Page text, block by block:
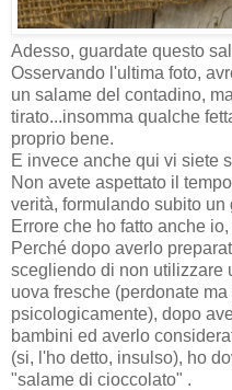
Adesso, guardate questo
Osservando l'ultima foto,
un salame del contadino,
tirato...insomma qualche
proprio bene.
E invece anche qui vi siete
Non avete aspettato il
verità, formulando subito un
Errore che ho fatto anche
Perché dopo averlo
scegliendo di non utilizzare
uova fresche (perdonate
psicologicamente), dopo
bambini ed averlo
(si, l'ho detto, insulso), ho
"salame di cioccolato" .